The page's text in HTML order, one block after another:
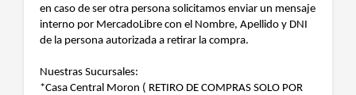
en caso de ser otra persona solicitamos enviar un mensaje
interno por MercadoLibre con el Nombre, Apellido y DNI
de la persona autorizada a retirar la compra.
Nuestras Sucursales:
*Casa Central Moron ( RETIRO DE COMPRAS SOLO POR